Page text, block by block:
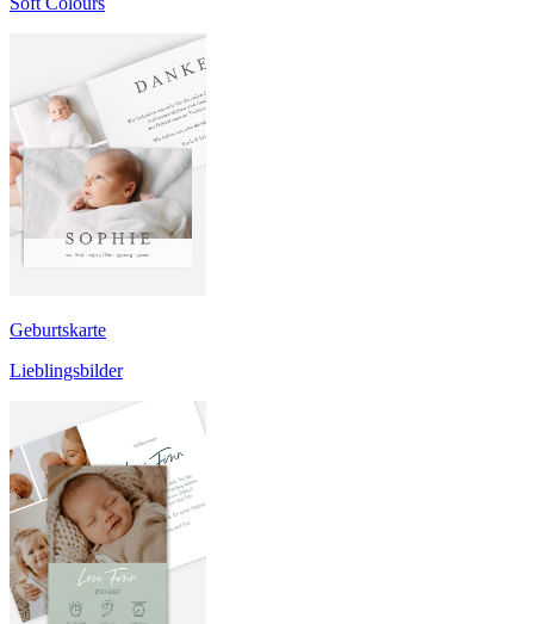
Geburtskarte
Lieblingsbilder